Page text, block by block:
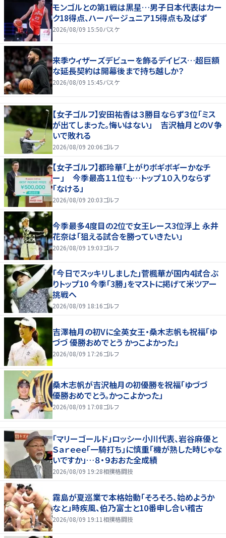
モンゴルとの第1戦は黒星…男子日本代表はカー
ク18得点、ハーパージュニア15得点も及ばず
2026/08/09 15:50バスケ
来季ウィザーズデビューを飾るデイビス…超巨額
な延長契約は開幕後まで持ち越しか？
2026/08/09 15:45バスケ
【女子ゴルフ】安田祐香は３勝目ならず３位「ミス
が出てしまった。悔いはない」 吉沢柚月とのＶ争
いで敗れる
2026/08/09 20:06ゴルフ
【女子ゴルフ】都玲華「上がりボギボギーかなチ
ー」 今季最高１１位も…トップ１０入りならず
「なける」
2026/08/09 20:03ゴルフ
今季最多4度目の2位で女王レース3位浮上 永井
花奈は「狙える試合を勝っていきたい」
2026/08/09 19:03ゴルフ
「今日でスッキリしました」菅楓華が国内4試合ぶ
りトップ10 今季「3勝」をマストに掲げて米ツアー
挑戦へ
2026/08/09 18:16ゴルフ
吉澤柚月の初Vに全英女王・桑木志帆も祝福「ゆ
づづ 優勝おめでとう かっこよかった」
2026/08/09 17:26ゴルフ
桑木志帆が吉沢柚月の初優勝を祝福「ゆづづ
優勝おめでとう。かっこよかった」
2026/08/09 17:08ゴルフ
「マリーゴールド」ロッシー小川代表、岩谷麻優と
Ｓａｒｅｅｅ「一騎打ち」に慎重「機が熟した時じゃな
いですか」…８・９おおた全成績
2026/08/09 19:28相撲格闘技
霧島が夏巡業で本格始動「そろそろ、始めようか
なと」時疾風、伯乃富士と10番申し合い稽古
2026/08/09 19:11 相撲格闘技